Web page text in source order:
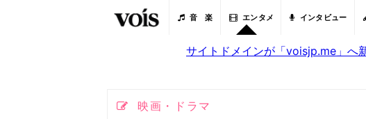
音 楽 エンタメ インタビュー
サイトドメインが「voisjp.me」へ
映画・ドラマ